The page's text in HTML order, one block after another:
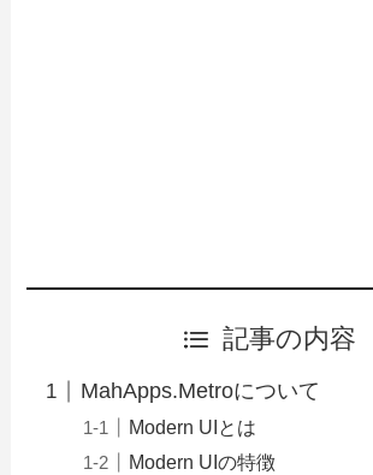
記事の内容
MahApps.Metroについて
Modern UIとは
Modern UIの特徴